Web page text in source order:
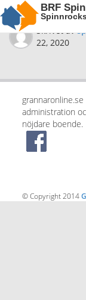
BRF
Skrivet av
22, 2020
administration
nöjdare boende.
© Copyright 2014